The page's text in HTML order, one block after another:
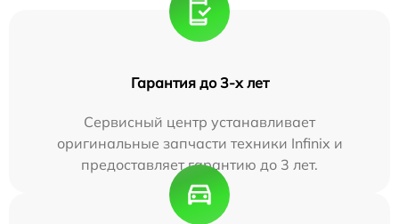
Гарантия до 3-х лет
Сервисный центр устанавливает
оригинальные запчасти техники Infinix и
предоставляет гарантию до 3 лет.